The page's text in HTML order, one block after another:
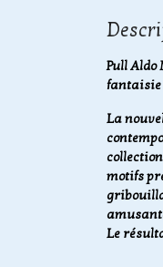
Pull Aldo
fantaisie
La
motifs
Le